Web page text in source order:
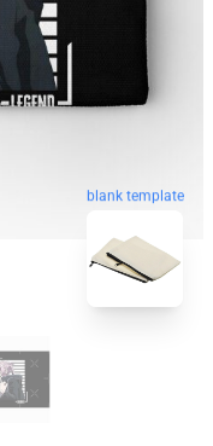
blank template